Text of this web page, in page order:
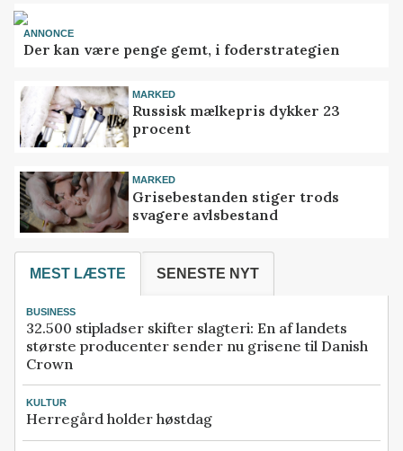
ANNONCE
Der kan være penge gemt, i foderstrategien
MARKED
Russisk mælkepris dykker 23
procent
MARKED
Grisebestanden stiger trods
svagere avlsbestand
MEST LÆSTE SENESTE NYT
BUSINESS
32.500 stipladser skifter slagteri: En af landets
største producenter sender nu grisene til Danish
Crown
KULTUR
Herregård holder høstdag